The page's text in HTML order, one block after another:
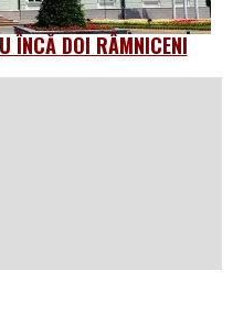
ÎNCĂ DOI RÂMNICENI